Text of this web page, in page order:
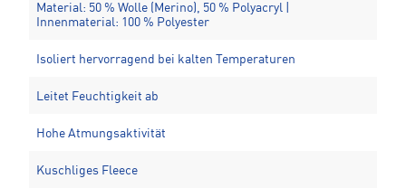
Material: 50 % Wolle (Merino), 50 % Polyacryl |
Innenmaterial: 100 % Polyester
Isoliert hervorragend bei kalten Temperaturen
Leitet Feuchtigkeit ab
Hohe Atmungsaktivität
Kuschliges Fleece